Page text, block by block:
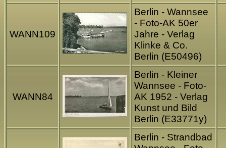
WANN109
Berlin - Wannsee
- Foto-AK 50er
Jahre - Verlag
Klinke & Co.
Berlin (E50496)
WANN84
Berlin - Kleiner
Wannsee - Foto-
AK 1952 - Verlag
Kunst und Bild
Berlin (E33771y)
Berlin - Strandbad